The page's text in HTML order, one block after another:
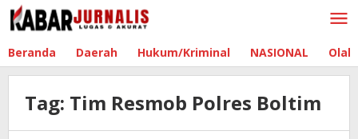
Lewati
ke
Beranda Daerah Hukum/Kriminal NASIONAL
Tag: Tim Resmob Polres Boltim